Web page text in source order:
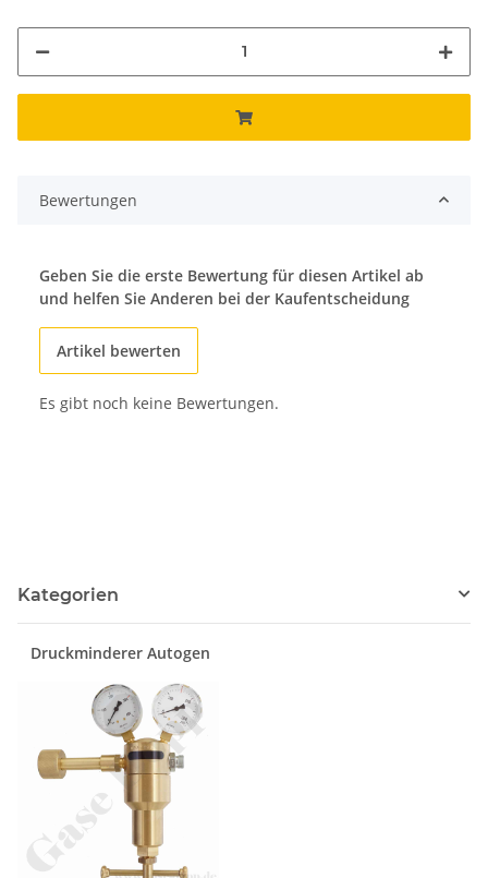
Bewertungen
Geben Sie die erste Bewertung für diesen Artikel ab
und helfen Sie Anderen bei der Kaufentscheidung
Artikel bewerten
Es gibt noch keine Bewertungen.
Kategorien
Druckminderer Autogen